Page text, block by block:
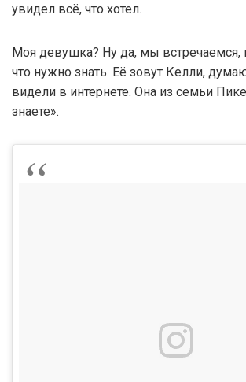
увидел всё, что хотел.
Моя девушка? Ну да, мы встречаемся,
что нужно знать. Её зовут Келли,
видели в интернете. Она из семьи
знаете».